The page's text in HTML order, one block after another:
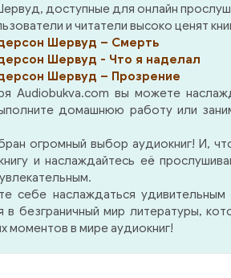
доступные для онлайн
и читатели высоко ценят
Шервуд – Смерть
Шервуд - Что я наделал
Шервуд – Прозрение
Audiobukva.com вы можете
домашнюю работу или
огромный выбор аудиокниг! И,
и наслаждайтесь её
себе наслаждаться
в безграничный мир литературы,
моментов в мире аудиокниг!